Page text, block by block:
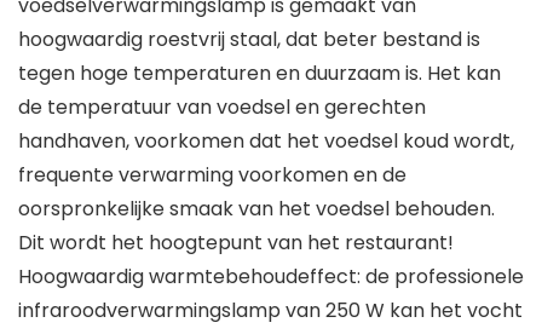
voedselverwarmingslamp is gemaakt van
hoogwaardig roestvrij staal, dat beter bestand is
tegen hoge temperaturen en duurzaam is. Het kan
de temperatuur van voedsel en gerechten
handhaven, voorkomen dat het voedsel koud wordt,
frequente verwarming voorkomen en de
oorspronkelijke smaak van het voedsel behouden.
Dit wordt het hoogtepunt van het restaurant!
Hoogwaardig warmtebehoudeffect: de professionele
infraroodverwarmingslamp van 250 W kan het vocht